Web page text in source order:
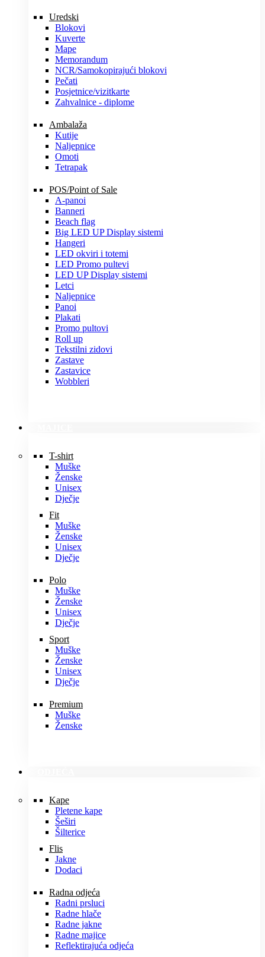
Uredski
Blokovi
Kuverte
Mape
Memorandum
NCR/Samokopirajući blokovi
Pečati
Posjetnice/vizitkarte
Zahvalnice - diplome
Ambalaža
Kutije
Naljepnice
Omoti
Tetrapak
POS/Point of Sale
A-panoi
Banneri
Beach flag
Big LED UP Display sistemi
Hangeri
LED okviri i totemi
LED Promo pultevi
LED UP Display sistemi
Letci
Naljepnice
Panoi
Plakati
Promo pultovi
Roll up
Tekstilni zidovi
Zastave
Zastavice
Wobbleri
T-shirt
Muške
Ženske
Unisex
Dječje
Fit
Muške
Ženske
Unisex
Dječje
Polo
Muške
Ženske
Unisex
Dječje
Sport
Muške
Ženske
Unisex
Dječje
Premium
Muške
Ženske
Kape
Pletene kape
Šeširi
Šilterice
Flis
Jakne
Dodaci
Radna odjeća
Radni prsluci
Radne hlače
Radne jakne
Radne majice
Reflektirajuća odjeća